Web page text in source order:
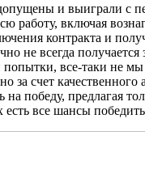
и выиграли с
работу, включая
контракта и
не всегда получается
попытки, все-таки не
за счет
на победу, предлагая
есть все шансы